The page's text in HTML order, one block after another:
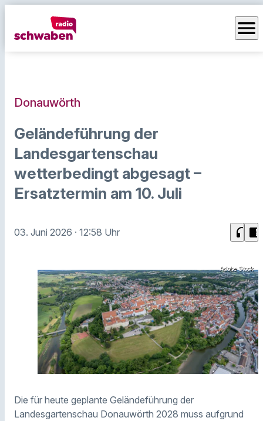
menu
Donauwörth
Geländeführung der
Landesgartenschau
wetterbedingt abgesagt –
Ersatztermin am 10. Juli
03. Juni 2026 · 12:58 Uhr headphones chrome_reader_mode
Adobe Stock
Die für heute geplante Geländeführung der
Landesgartenschau Donauwörth 2028 muss aufgrund